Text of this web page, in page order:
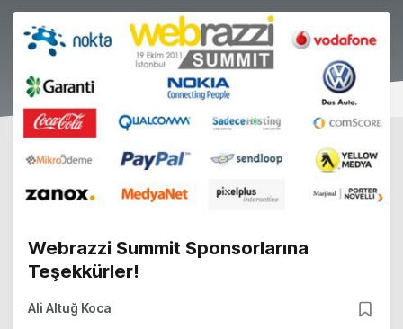
Webrazzi Summit Sponsorlarına
Teşekkürler!
Ali Altuğ Koca